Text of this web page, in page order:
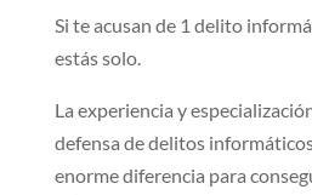
Si te acusan de 1 delito
estás solo.
La experiencia y
defensa de delitos
enorme diferencia para